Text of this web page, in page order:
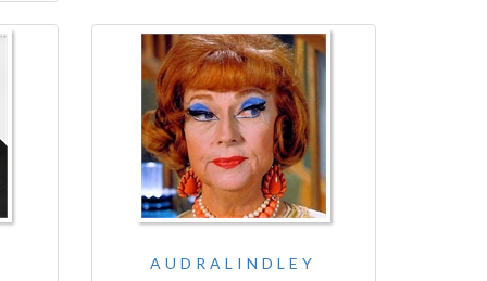
AUDRALINDLEY